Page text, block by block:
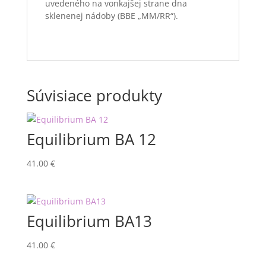
uvedeného na vonkajšej strane dna
sklenenej nádoby (BBE „MM/RR“).
Súvisiace produkty
Equilibrium BA 12
41.00 €
Equilibrium BA13
41.00 €